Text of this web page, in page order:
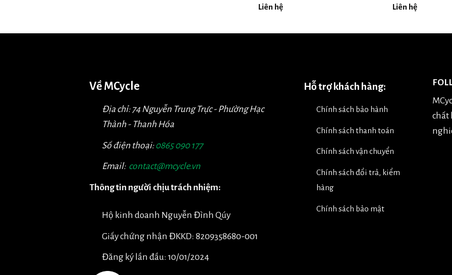
Liên hệ
Liên hệ
Về MCycle
Địa chỉ: 74 Nguyễn Trung Trực - Phường Hạc
Thành - Thanh Hóa
Số điện thoại: 0865 090 177
Email: contact@mcycle.vn
Thông tin người chịu trách nhiệm:
Hộ kinh doanh Nguyễn Đình Qúy
Giấy chứng nhận ĐKKD: 8209358680-001
Đăng ký lần đầu: 10/01/2024
Hỗ trợ khách hàng:
Chính sách bảo hành
Chính sách thanh toán
Chính sách vận chuyển
Chính sách đổi trả, kiểm
hàng
Chính sách bảo mật
chất